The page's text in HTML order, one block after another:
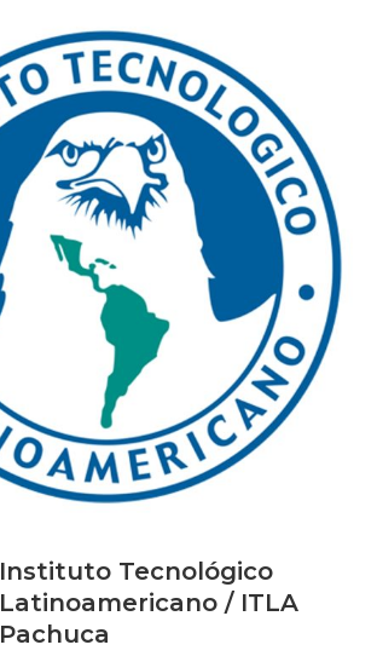
Instituto Tecnológico
Latinoamericano / ITLA
Pachuca